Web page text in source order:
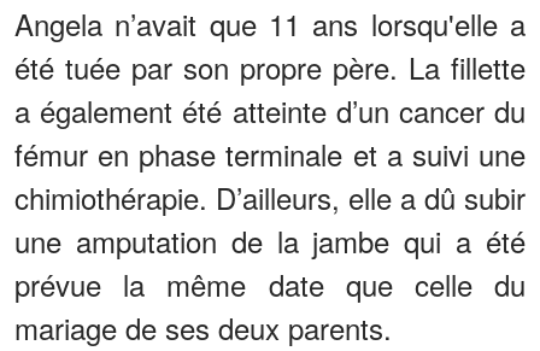
Angela n’avait que 11 ans lorsqu'elle a
été tuée par son propre père. La fillette
a également été atteinte d’un cancer du
fémur en phase terminale et a suivi une
chimiothérapie. D’ailleurs, elle a dû subir
une amputation de la jambe qui a été
prévue la même date que celle du
mariage de ses deux parents.